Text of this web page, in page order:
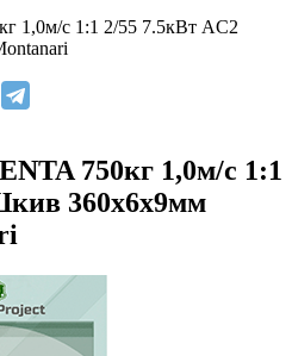
1,0м/с 1:1 2/55 7.5кВт AC2
750кг 1,0м/с 1:1
360х6x9мм